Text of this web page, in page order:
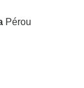
Pérou